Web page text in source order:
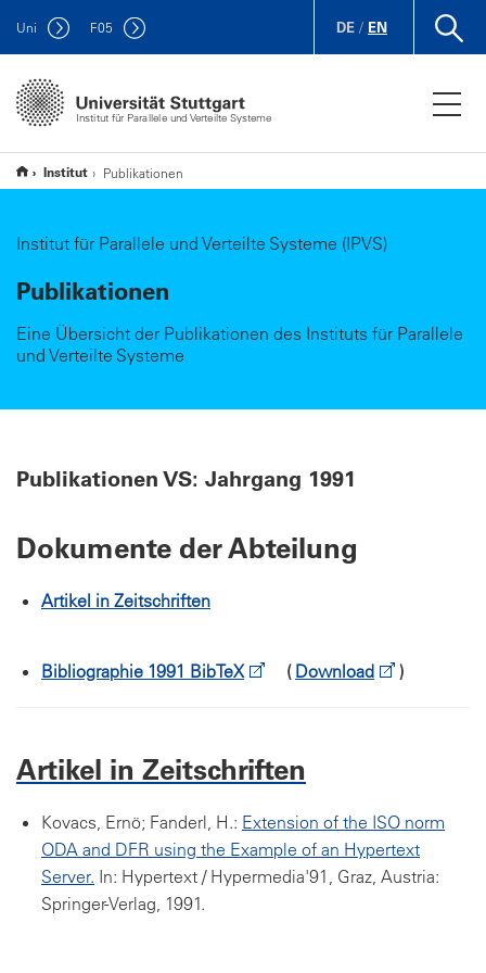
Institut für Parallele und Verteilte Systeme
Uni F05 DE / EN
Institut Publikationen
Institut für Parallele und Verteilte Systeme (IPVS)
Publikationen
Eine Übersicht der Publikationen des Instituts für Parallele
und Verteilte Systeme
Publikationen VS: Jahrgang 1991
Dokumente der Abteilung
Artikel in Zeitschriften
Bibliographie 1991 BibTeX ( Download )
Artikel in Zeitschriften
Kovacs, Ernö; Fanderl, H.: Extension of the ISO norm
ODA and DFR using the Example of an Hypertext
Server. In: Hypertext / Hypermedia'91, Graz, Austria:
Springer-Verlag, 1991.